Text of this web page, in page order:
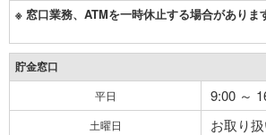
※ 窓口業務、ATMを一時休止する場合がありま
貯金窓口
平日 9:00 ～
土曜日 お取り